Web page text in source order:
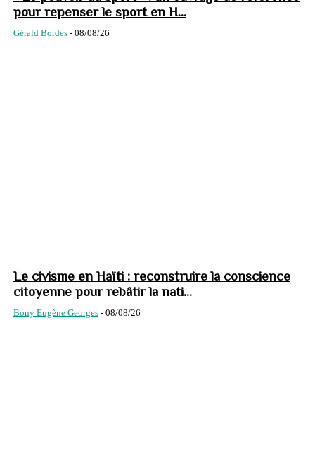
pour repenser le sport en H...
Gérald Bordes - 08/08/26
Le civisme en Haïti : reconstruire la conscience
citoyenne pour rebâtir la nati...
Bony Eugène Georges - 08/08/26